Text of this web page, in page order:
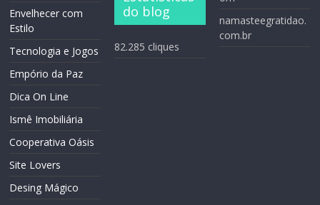
Envelhecer com
Estilo
Tecnologia e Jogos
Empório da Paz
Dica On Line
Ismê Imobiliária
Cooperativa Oásis
Site Lovers
Desing Mágico
do blog
82.285 cliques
namasteegratidao.
com.br